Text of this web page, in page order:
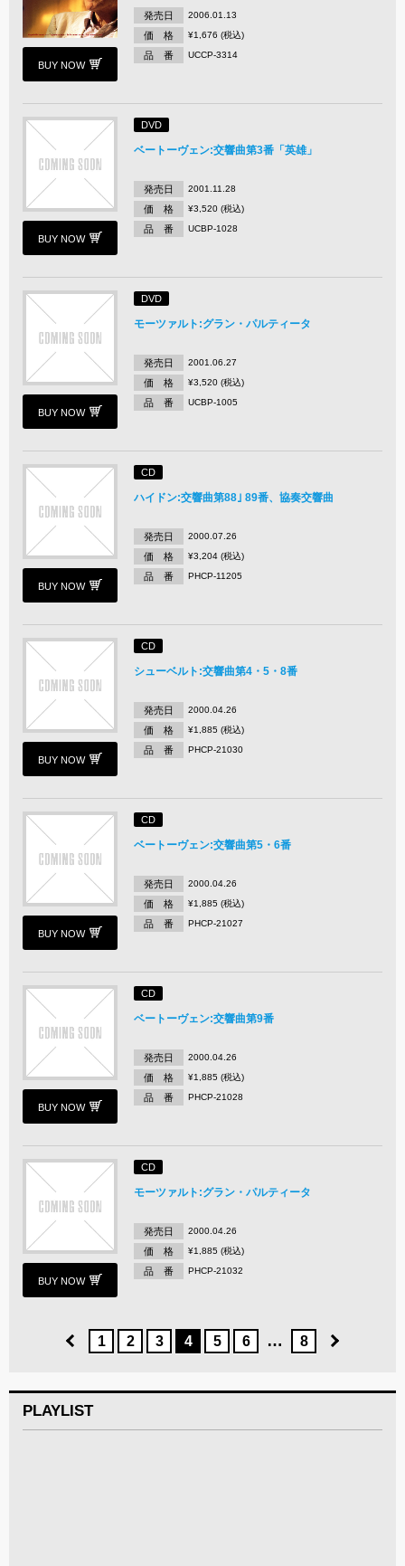
BUY NOW
発売日 2006.01.13
価 格 ¥1,676 (税込)
品 番 UCCP-3314
BUY NOW
DVD
ベートーヴェン:交響曲第3番「英雄」
発売日 2001.11.28
価 格 ¥3,520 (税込)
品 番 UCBP-1028
BUY NOW
DVD
モーツァルト:グラン・パルティータ
発売日 2001.06.27
価 格 ¥3,520 (税込)
品 番 UCBP-1005
BUY NOW
CD
ハイドン:交響曲第88｣ 89番、協奏交響曲
発売日 2000.07.26
価 格 ¥3,204 (税込)
品 番 PHCP-11205
BUY NOW
CD
シューベルト:交響曲第4・5・8番
発売日 2000.04.26
価 格 ¥1,885 (税込)
品 番 PHCP-21030
BUY NOW
CD
ベートーヴェン:交響曲第5・6番
発売日 2000.04.26
価 格 ¥1,885 (税込)
品 番 PHCP-21027
BUY NOW
CD
ベートーヴェン:交響曲第9番
発売日 2000.04.26
価 格 ¥1,885 (税込)
品 番 PHCP-21028
BUY NOW
CD
モーツァルト:グラン・パルティータ
発売日 2000.04.26
価 格 ¥1,885 (税込)
品 番 PHCP-21032
1 2 3 4 5 6 … 8
PLAYLIST